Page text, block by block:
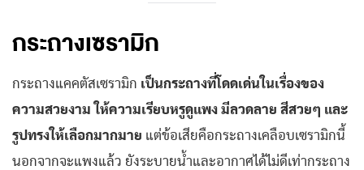
กระถางเซรามิก
กระถางแคคตัสเซรามิก เป็นกระถางที่โดดเด่นในเรื่องของ
ความสวยงาม ให้ความเรียบหรูดูแพง มีลวดลาย สีสวยๆ และ
รูปทรงให้เลือกมากมาย แต่ข้อเสียคือกระถางเคลือบเซรามิกนี้
นอกจากจะแพงแล้ว ยังระบายน้ำและอากาศได้ไม่ดีเท่ากระถาง